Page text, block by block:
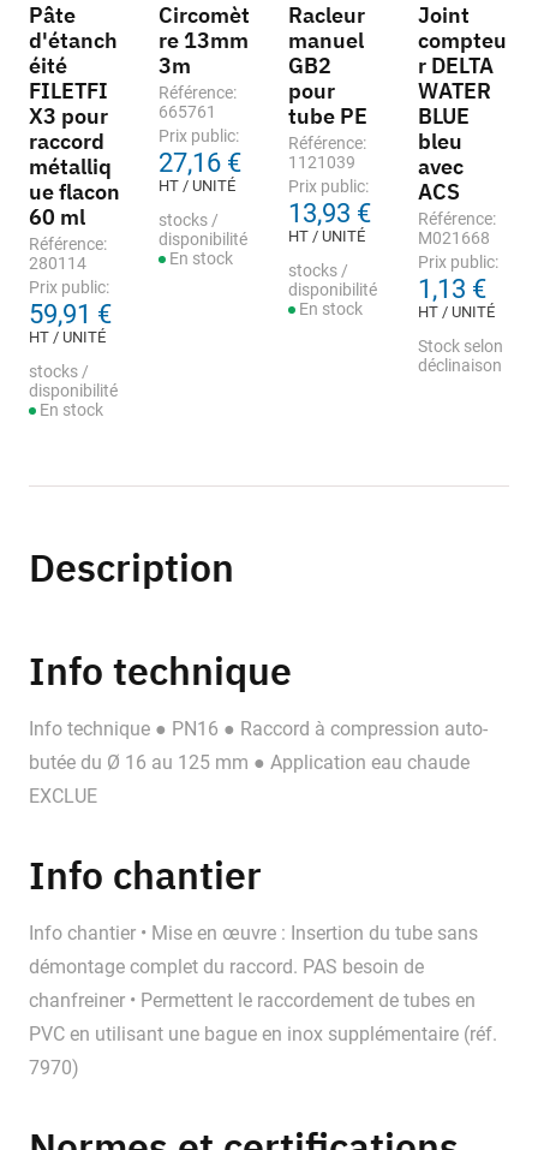
Pâte
d'étanch
éité
FILETFI
X3 pour
raccord
métalliq
ue flacon
60 ml
Référence:
280114
Prix public:
59,91 €
HT / UNITÉ
stocks /
disponibilité
En stock
Circomèt
re 13mm
3m
Référence:
665761
Prix public:
27,16 €
HT / UNITÉ
stocks /
disponibilité
En stock
Racleur
manuel
GB2
pour
tube PE
Référence:
1121039
Prix public:
13,93 €
HT / UNITÉ
stocks /
disponibilité
En stock
Joint
compteu
r DELTA
WATER
BLUE
bleu
avec
ACS
Référence:
M021668
Prix public:
1,13 €
HT / UNITÉ
Stock selon
déclinaison
Description
Info technique
Info technique ● PN16 ● Raccord à compression auto-
butée du Ø 16 au 125 mm ● Application eau chaude
EXCLUE
Info chantier
Info chantier • Mise en œuvre : Insertion du tube sans
démontage complet du raccord. PAS besoin de
chanfreiner • Permettent le raccordement de tubes en
PVC en utilisant une bague en inox supplémentaire (réf.
7970)